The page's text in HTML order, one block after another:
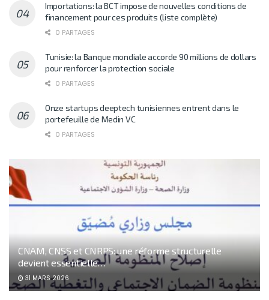
Importations: la BCT impose de nouvelles conditions de
financement pour ces produits (liste complète)
0 PARTAGES
Tunisie: la Banque mondiale accorde 90 millions de dollars
pour renforcer la protection sociale
0 PARTAGES
Onze startups deeptech tunisiennes entrent dans le
portefeuille de Medin VC
0 PARTAGES
CNAM, CNSS et CNRPS: une réforme structurelle
devient essentielle…
31 MARS 2026